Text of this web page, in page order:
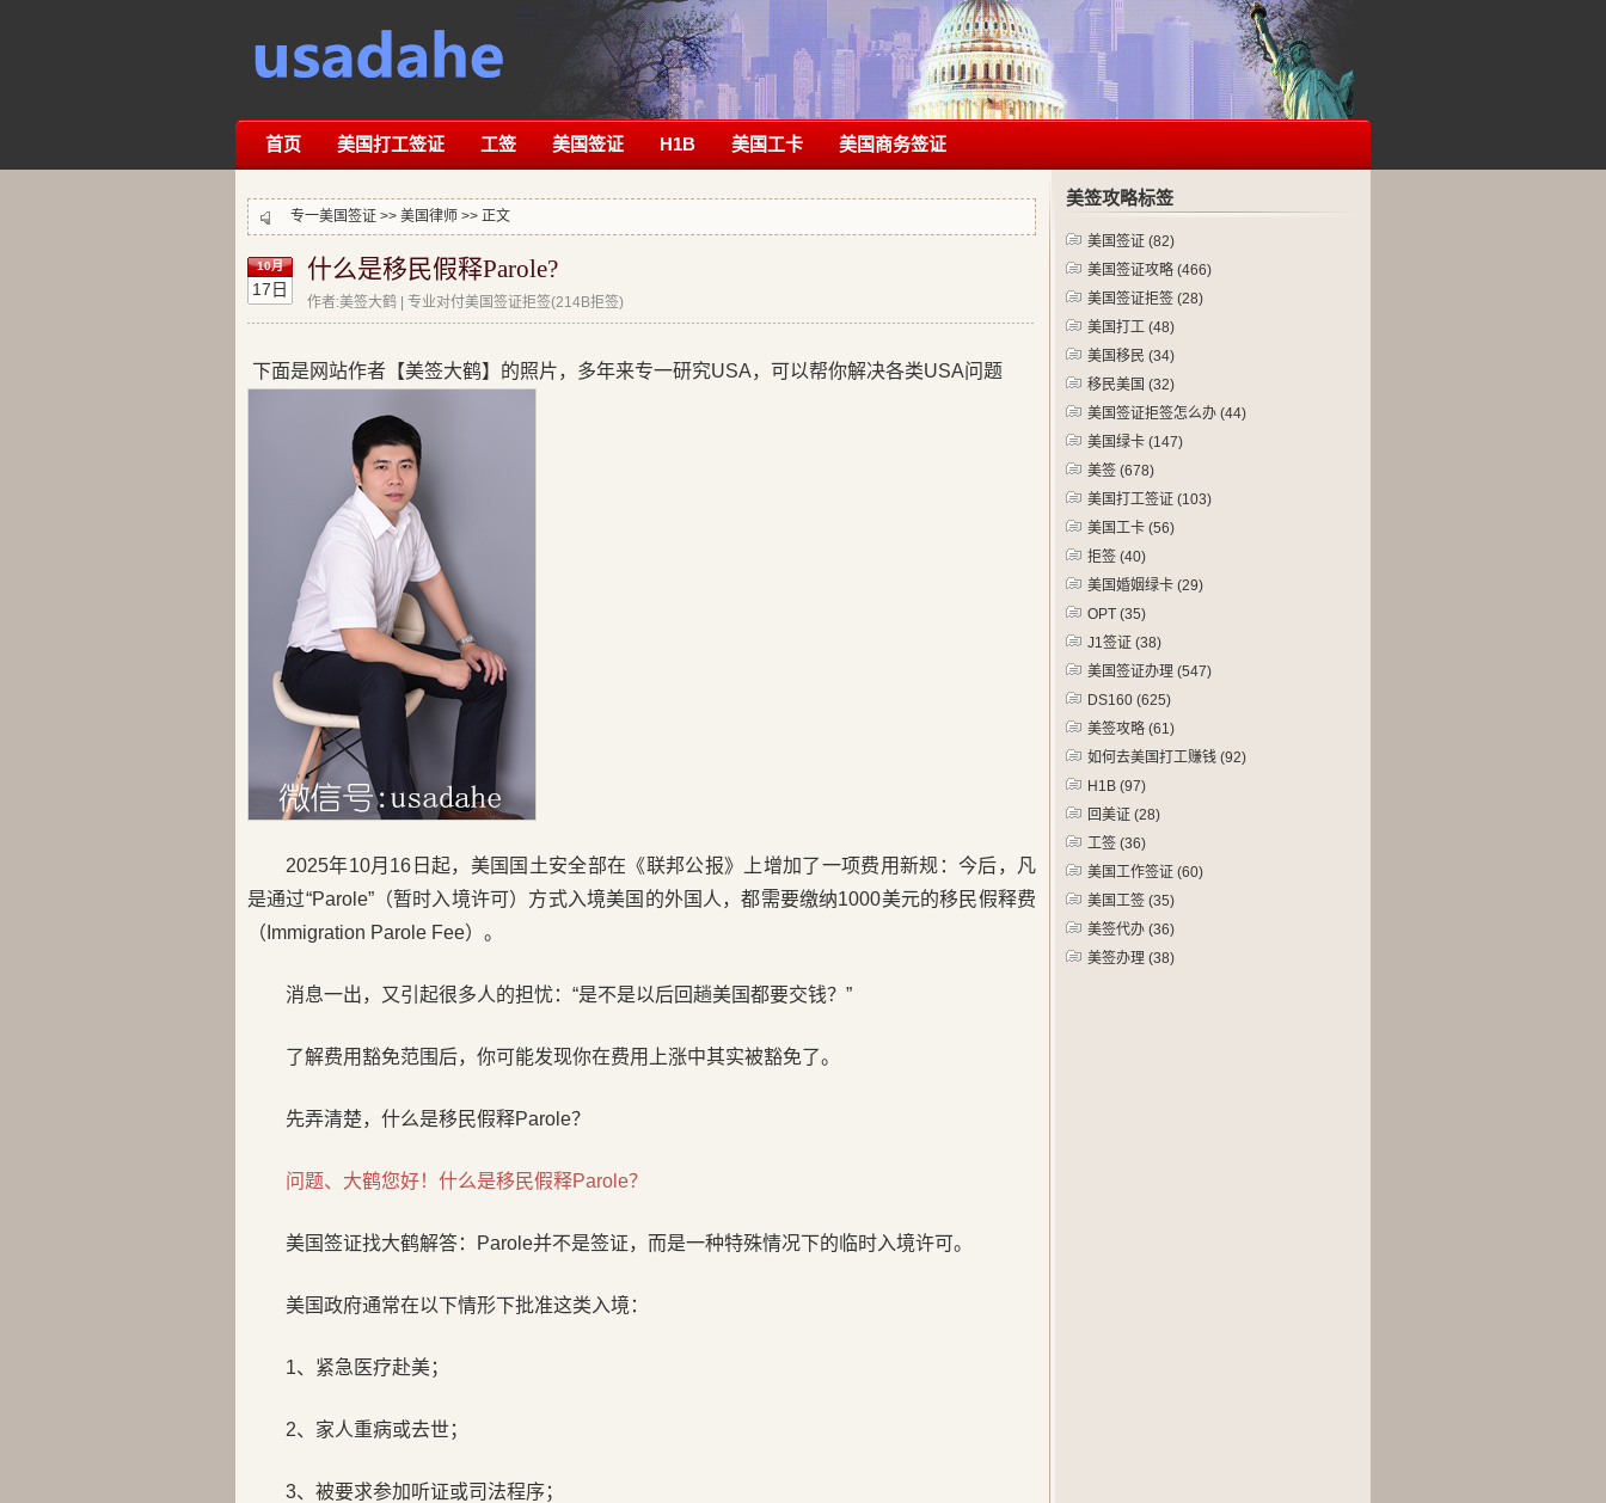
首页 美国打工签证 工签 美国签证 H1B 美国工卡 美国商务签证
专一美国签证 >> 美国律师 >> 正文
10月
17日
什么是移民假释Parole?
作者:美签大鹤 | 专业对付美国签证拒签(214B拒签)
下面是网站作者【美签大鹤】的照片，多年来专一研究USA，可以帮你解决各类USA问题
2025年10月16日起，美国国土安全部在《联邦公报》上增加了一项费用新规：今后，凡
是通过“Parole”（暂时入境许可）方式入境美国的外国人，都需要缴纳1000美元的移民假释费
（Immigration Parole Fee）。
消息一出，又引起很多人的担忧：“是不是以后回趟美国都要交钱？”
了解费用豁免范围后，你可能发现你在费用上涨中其实被豁免了。
先弄清楚，什么是移民假释Parole？
问题、大鹤您好！什么是移民假释Parole？
美国签证找大鹤解答：Parole并不是签证，而是一种特殊情况下的临时入境许可。
美国政府通常在以下情形下批准这类入境：
1、紧急医疗赴美；
2、家人重病或去世；
3、被要求参加听证或司法程序；
美签攻略标签
美国签证 (82)
美国签证攻略 (466)
美国签证拒签 (28)
美国打工 (48)
美国移民 (34)
移民美国 (32)
美国签证拒签怎么办 (44)
美国绿卡 (147)
美签 (678)
美国打工签证 (103)
美国工卡 (56)
拒签 (40)
美国婚姻绿卡 (29)
OPT (35)
J1签证 (38)
美国签证办理 (547)
DS160 (625)
美签攻略 (61)
如何去美国打工赚钱 (92)
H1B (97)
回美证 (28)
工签 (36)
美国工作签证 (60)
美国工签 (35)
美签代办 (36)
美签办理 (38)